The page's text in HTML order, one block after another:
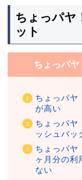
ちょっパヤ
ット
ちょっパヤ
ちょっパヤ
が高い
ちょっパヤ
ッシュバッ
ちょっパ
ヶ月分の利
ない